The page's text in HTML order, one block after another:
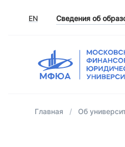
EN
Главная Об